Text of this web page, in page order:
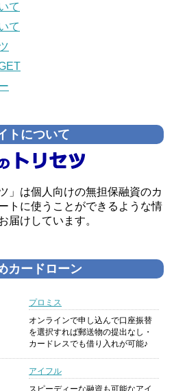
て
て
トについて
」は個人向けの無担保融資のカ
トに使うことができるような情
届けしています。
カードローン
プロミス
オンラインで申し込んで口座振替
を選択すれば郵送物の提出なし・
カードレスでも借り入れが可能♪
アイフル